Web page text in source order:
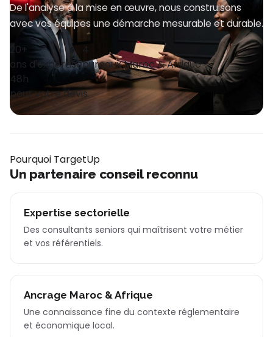
De l'analyse à la mise en œuvre, nous construisons
avec vos équipes une démarche mesurable et durable.
20+
ans d'expertise
4
bureaux Maroc & Afrique
48h
pour votre devis
Pourquoi TargetUp
Un partenaire conseil reconnu
Expertise sectorielle
Des consultants seniors qui maîtrisent votre métier
et vos référentiels.
Ancrage Maroc & Afrique
Une connaissance fine du contexte réglementaire
et économique local.